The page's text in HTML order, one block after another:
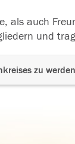
als auch
und
zu